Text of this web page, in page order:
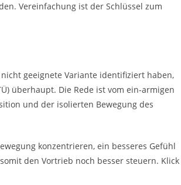
Vereinfachung ist der Schlüssel zum
geeignete Variante identifiziert haben,
überhaupt. Die Rede ist vom ein-armigen
und der isolierten Bewegung des
konzentrieren, ein besseres Gefühl
den Vortrieb noch besser steuern. Klick